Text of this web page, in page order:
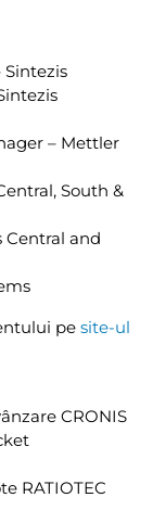
Sintezis
– Mettler
South &
Central and
pe site-ul
CRONIS
RATIOTEC